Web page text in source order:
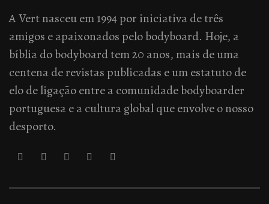
A Vert nasceu em 1994 por iniciativa de três
amigos e apaixonados pelo bodyboard. Hoje, a
bíblia do bodyboard tem 20 anos, mais de uma
centena de revistas publicadas e um estatuto de
elo de ligação entre a comunidade bodyboarder
portuguesa e a cultura global que envolve o nosso
desporto.